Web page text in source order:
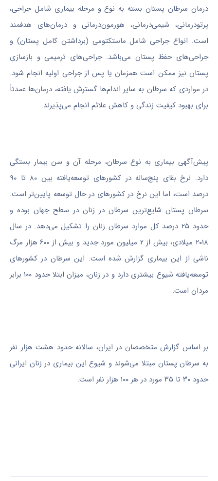
درمان سرطان پستان بسته به نوع و مرحله بیماری شامل جراحی،
پرتودرمانی، شیمی‌درمانی، هورمون‌درمانی و درمان‌های هدفمند
است. انواع جراحی شامل ماستکتومی (برداشتن کامل پستان) و
جراحی‌های حفظ پستان می‌باشد. جراحی‌های ترمیمی و بازسازی
پستان نیز ممکن است همزمان یا پس از جراحی اولیه انجام شود.
در مواردی که سرطان به سایر اندام‌ها گسترش یافته، درمان‌ها عمدتاً
برای بهبود کیفیت زندگی و کاهش علائم انجام می‌پذیرند.
پیش‌آگهی بیماری به نوع سرطان، مرحله آن و سن بیمار بستگی
دارد. نرخ بقای پنج‌ساله در کشورهای توسعه‌یافته بین ۸۰ تا ۹۰
درصد است، اما این نرخ در کشورهای در حال توسعه پایین‌تر است.
سرطان پستان شایع‌ترین سرطان در زنان در سطح جهان بوده و
حدود ۲۵ درصد کل موارد سرطان زنان را تشکیل می‌دهد. در سال
۲۰۱۸ میلادی، بیش از ۲ میلیون مورد جدید و بیش از ۶۰۰ هزار مرگ
ناشی از این بیماری گزارش شده است. این سرطان در کشورهای
توسعه‌یافته شیوع بیشتری دارد و در زنان، میزان ابتلا حدود ۱۰۰ برابر
مردان است.
بر اساس گزارش متخصصان در ایران، سالانه حدود هشت هزار نفر
به سرطان پستان مبتلا می‌شوند و شیوع این بیماری در زنان ایرانی
حدود ۳۰ تا ۳۵ مورد در هر ۱۰۰ هزار نفر است.